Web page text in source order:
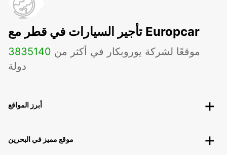
تأجير السيارات في قطر مع Europcar
3835 موقعًا لشركة يوروبكار في أكثر من 140
دولة
أبرز المواقع
موقع مميز في البحرين